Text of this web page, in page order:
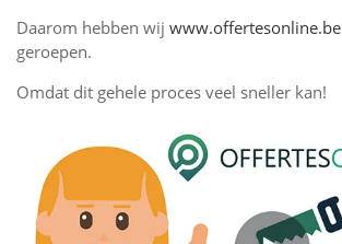
Daarom hebben wij www.offertesonline.be
geroepen.
Omdat dit gehele proces veel sneller kan!